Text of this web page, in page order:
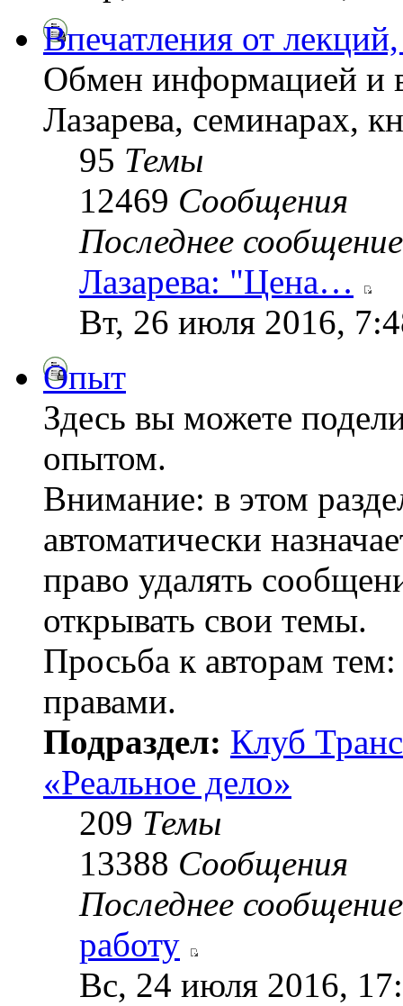
Впечатления от
Обмен информацией и
Лазарева, семинарах,
95 Темы
12469 Сообщения
Последнее сообщение
Лазарева: "Цена…
Вт, 26 июля 2016,
Опыт
Здесь вы можете
опытом.
Внимание: в этом
автоматически
право удалять
открывать свои темы.
Просьба к авторам
правами.
Подраздел: Клуб
«Реальное дело»
209 Темы
13388 Сообщения
Последнее сообщение
работу
Вс, 24 июля 2016,